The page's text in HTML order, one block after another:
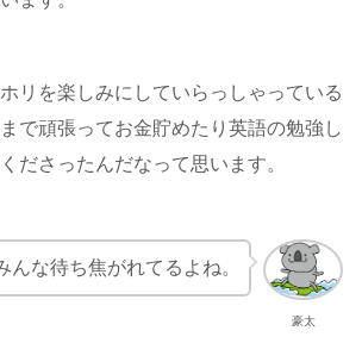
リを楽しみにしていらっしゃっている
で頑張ってお金貯めたり英語の勉強し
ださったんだなって思います。
豪太
んな待ち焦がれてるよね。